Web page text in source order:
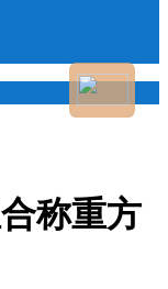
称重方